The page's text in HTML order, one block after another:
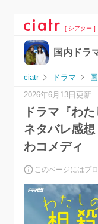
[ シアター ]
国内ドラ
ciatr ドラマ
2026年6月13日更新
ドラマ『わ
ネタバレ感
わコメディ
このページにはプ